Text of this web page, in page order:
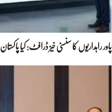
پاور راہداریوں کا سنسنی خیز ڈرافٹ: کیا پاکستان 4 صوبوں سے 33 اکائیوں میں…